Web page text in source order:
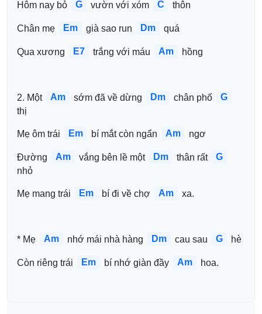
Hôm nay bỏ G vườn với xóm C thôn
Chân mẹ Em già sao run Dm quá
Qua xương E7 trắng với máu Am hồng
2. Một Am sớm đã về dừng Dm chân phố
G
thị
Mẹ ôm trái Em bí mắt còn ngẩn Am ngơ
Ðường Am vắng bên lề một Dm thân rất
G
nhỏ
Mẹ mang trái Em bí đi về chợ Am xa.
* Mẹ Am nhớ mái nhà hàng Dm cau sau G hè
Còn riêng trái Em bí nhớ giàn đầy Am hoa.